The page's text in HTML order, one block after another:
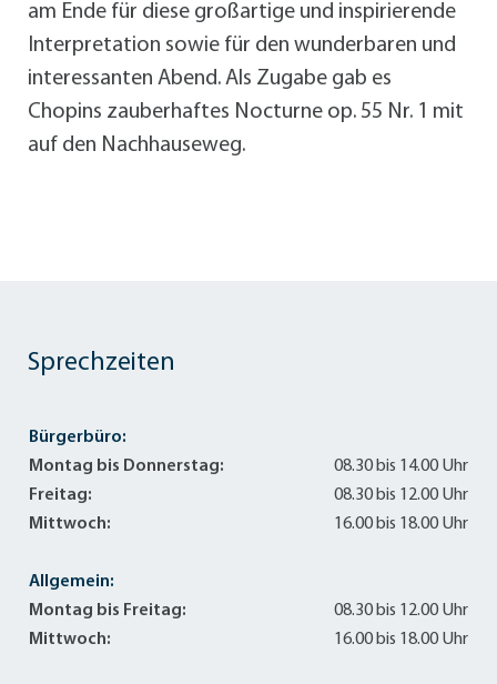
am Ende für diese großartige und inspirierende
Interpretation sowie für den wunderbaren und
interessanten Abend. Als Zugabe gab es
Chopins zauberhaftes Nocturne op. 55 Nr. 1 mit
auf den Nachhauseweg.
Sprechzeiten
Bürgerbüro:
Montag bis Donnerstag:
08.30 bis 14.00 Uhr
Freitag:
08.30 bis 12.00 Uhr
Mittwoch:
16.00 bis 18.00 Uhr
Allgemein:
Montag bis Freitag:
08.30 bis 12.00 Uhr
Mittwoch:
16.00 bis 18.00 Uhr